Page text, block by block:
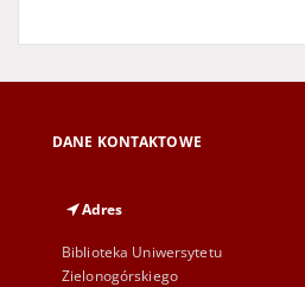
DANE KONTAKTOWE
Adres
Biblioteka Uniwersytetu
Zielonogórskiego